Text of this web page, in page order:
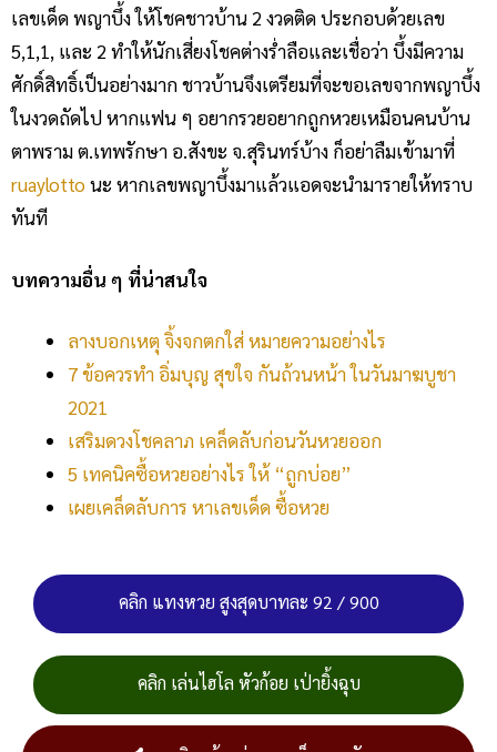
เลขเด็ด พญาบึ้ง ให้โชคชาวบ้าน 2 งวดติด ประกอบด้วยเลข
5,1,1, และ 2 ทำให้นักเสี่ยงโชคต่างร่ำลือและเชื่อว่า บึ้งมีความ
ศักดิ์สิทธิ์เป็นอย่างมาก ชาวบ้านจึงเตรียมที่จะขอเลขจากพญาบึ้ง
ในงวดถัดไป หากแฟน ๆ อยากรวยอยากถูกหวยเหมือนคนบ้าน
ตาพราม ต.เทพรักษา อ.สังขะ จ.สุรินทร์บ้าง ก็อย่าลืมเข้ามาที่
ruaylottoนะ หากเลขพญาบึ้งมาแล้วแอดจะนำมารายให้ทราบ
ทันที
บทความอื่น ๆ ที่น่าสนใจ
ลางบอกเหตุ จิ้งจกตกใส่ หมายความอย่างไร
7 ข้อควรทำ อิ่มบุญ สุขใจ กันถ้วนหน้า ในวันมาฆบูชา
2021
เสริมดวงโชคลาภ เคล็ดลับก่อนวันหวยออก
5 เทคนิคซื้อหวยอย่างไร ให้ “ถูกบ่อย”
เผยเคล็ดลับการ หาเลขเด็ด ซื้อหวย
คลิก แทงหวย สูงสุดบาทละ 92 / 900
คลิก เล่นไฮโล หัวก้อย เป่ายิ้งฉุบ